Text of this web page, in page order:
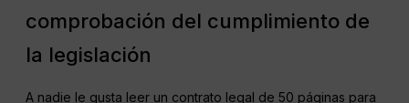
comprobación del cumplimiento de
la legislación
A nadie le gusta leer un contrato legal de 50 páginas para